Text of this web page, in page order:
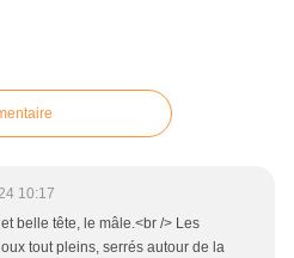
10:17
belle tête, le mâle.<br /> Les
tout pleins, serrés autour de la